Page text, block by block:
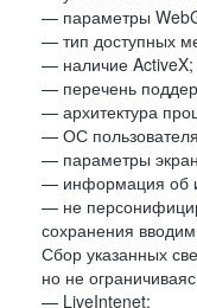
— параметры
— тип доступных
— наличие ActiveX;
— перечень
— архитектура
— ОС
— параметры
— информация об
— не
сохранения
Сбор указанных
но не
— LiveIntenet;